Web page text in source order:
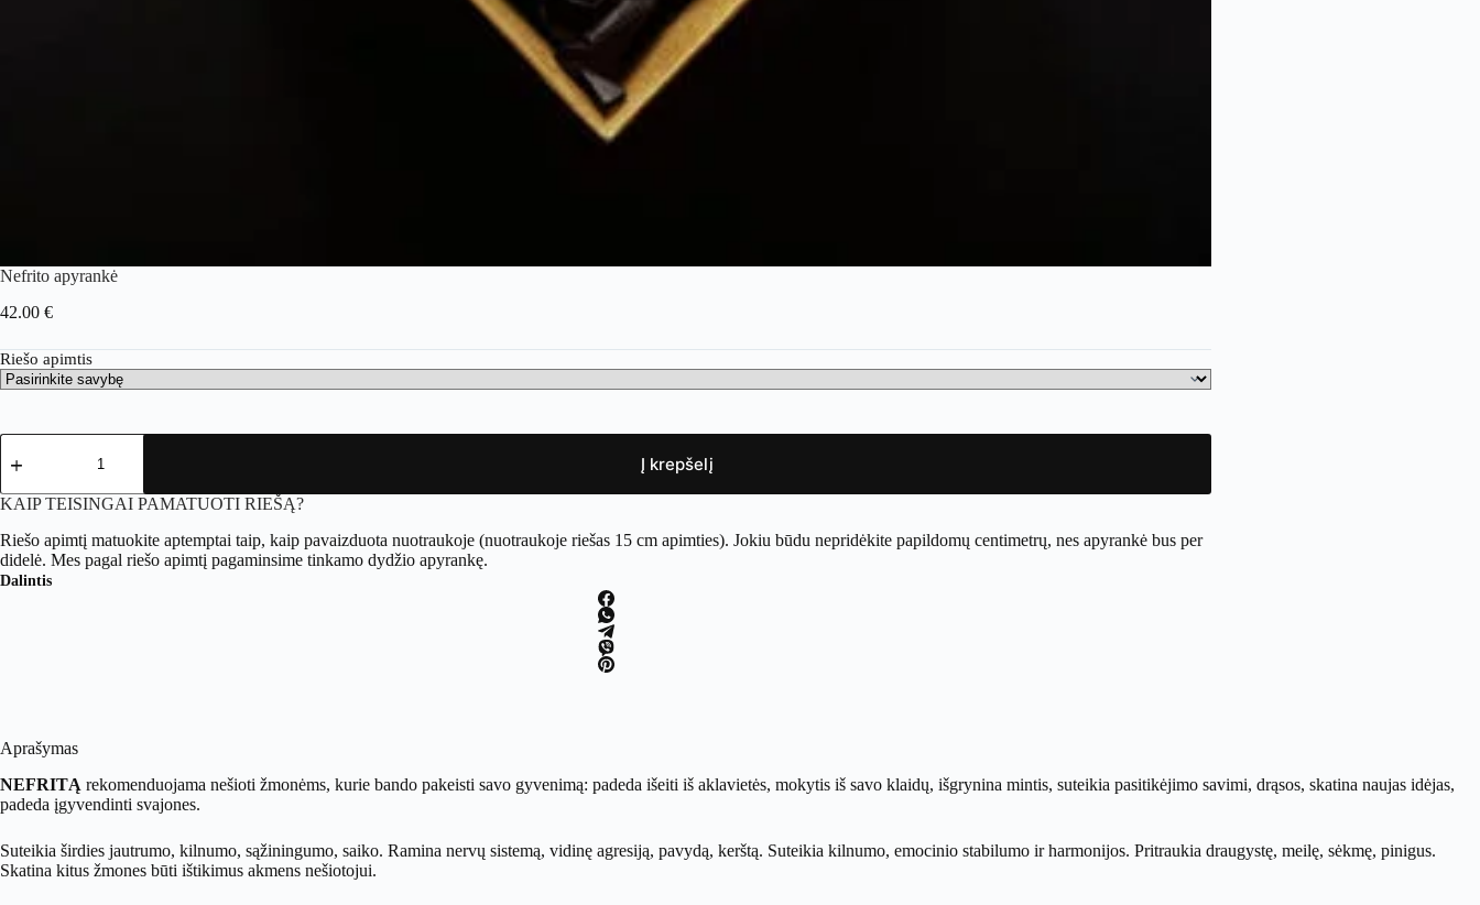
Nefrito apyrankė
42.00 €
Riešo apimtis
produkto
kiekis:
apyrankė
Į krepšelį
KAIP TEISINGAI PAMATUOTI RIEŠĄ?
Riešo apimtį matuokite aptemptai taip, kaip pavaizduota nuotraukoje (nuotraukoje riešas 15 cm apimties). Jokiu būdu nepridėkite papildomų centimetrų, nes apyrankė bus per
didelė. Mes pagal riešo apimtį pagaminsime tinkamo dydžio apyrankę.
Dalintis
Aprašymas
NEFRITĄ rekomenduojama nešioti žmonėms, kurie bando pakeisti savo gyvenimą: padeda išeiti iš aklavietės, mokytis iš savo klaidų, išgrynina mintis, suteikia pasitikėjimo savimi, drąsos, skatina naujas idėjas,
padeda įgyvendinti svajones.
Suteikia širdies jautrumo, kilnumo, sąžiningumo, saiko. Ramina nervų sistemą, vidinę agresiją, pavydą, kerštą. Suteikia kilnumo, emocinio stabilumo ir harmonijos. Pritraukia draugystę, meilę, sėkmę, pinigus.
Skatina kitus žmones būti ištikimus akmens nešiotojui.